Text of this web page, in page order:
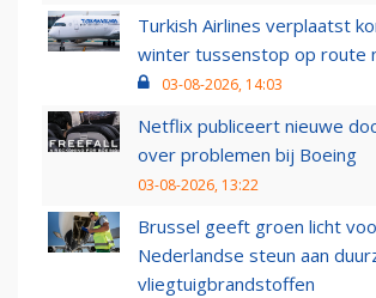
Turkish Airlines verplaatst
winter tussenstop op route
03-08-2026, 14:03
Netflix publiceert nieuwe
over problemen bij Boeing
03-08-2026, 13:22
Brussel geeft groen licht
Nederlandse steun aan
vliegtuigbrandstoffen